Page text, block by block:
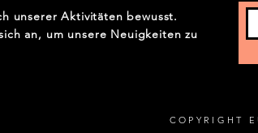
unserer Aktivitäten bewusst.
an, um unsere Neuigkeiten zu
COPYRIGHT